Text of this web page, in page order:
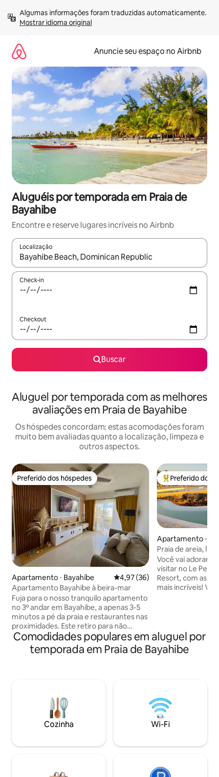
para
Mostrar idioma original
Anuncie seu espaço no Airbnb
Aluguéis por temporada em Praia de
Bayahibe
Encontre e reserve lugares incríveis no Airbnb
Localização
Quando os resultados estiverem disponíveis, explore-os
Check-in
Checkout
Buscar
Aluguel por temporada com as melhores
avaliações em Praia de Bayahibe
Os hóspedes concordam: estas acomodações foram
muito bem avaliadas quanto a localização, limpeza e
outros aspectos.
Preferido dos hóspedes
Preferido dos hóspedes
Apartamento ⋅ Bayahíbe 4,97 de uma avaliação média
4,97 (36)
Apartamento Bayahibe à beira-mar
Fuja para o nosso tranquilo apartamento
no 3º andar em Bayahibe, a apenas 3-5
minutos a pé da praia e restaurantes nas
proximidades. Este retiro para não
fumantes oferece Internet de alta
velocidade, TV de tela grande com
Firestick, ar-condicionado, cozinha
ou trabalhar remotamente, este refúgio
aconchegante tem tudo o que você
precisa. Sua escapada para Bayahibe
está a apenas uma reserva de distância!
Entre os
Preferido dos
Apartamento ⋅
Praia de areia,
frente ao mar em
Você vai adorar
visitar no Le Petit
Resort, com as
mais incríveis!
Você terá acesso
Resort, com
disponível.
Comodidades populares em aluguel por
temporada em Praia de Bayahibe
Cozinha Wi-Fi